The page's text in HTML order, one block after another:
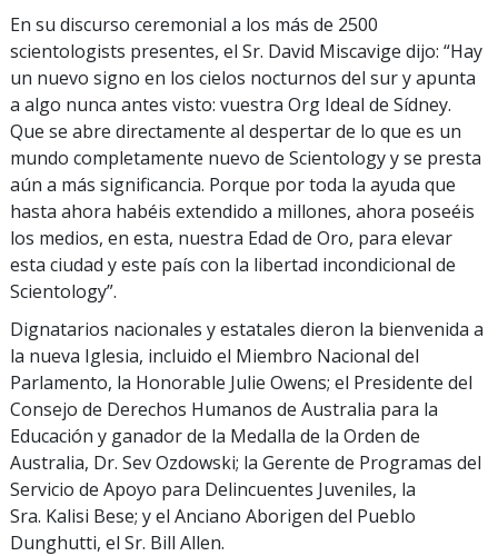
En su discurso ceremonial a los más de 2500
scientologists presentes, el Sr. David Miscavige dijo: “Hay
un nuevo signo en los cielos nocturnos del sur y apunta
a algo nunca antes visto: vuestra Org Ideal de Sídney.
Que se abre directamente al despertar de lo que es un
mundo completamente nuevo de Scientology y se presta
aún a más significancia. Porque por toda la ayuda que
hasta ahora habéis extendido a millones, ahora poseéis
los medios, en esta, nuestra Edad de Oro, para elevar
esta ciudad y este país con la libertad incondicional de
Scientology”.
Dignatarios nacionales y estatales dieron la bienvenida a
la nueva Iglesia, incluido el Miembro Nacional del
Parlamento, la Honorable Julie Owens; el Presidente del
Consejo de Derechos Humanos de Australia para la
Educación y ganador de la Medalla de la Orden de
Australia, Dr. Sev Ozdowski; la Gerente de Programas del
Servicio de Apoyo para Delincuentes Juveniles, la
Sra. Kalisi Bese; y el Anciano Aborigen del Pueblo
Dunghutti, el Sr. Bill Allen.